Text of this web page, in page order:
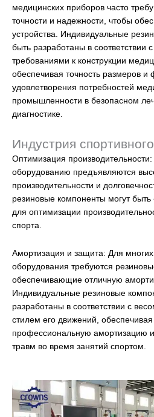
медицинских приборов часто
точности и надежности, чтобы
устройства. Индивидуальные
быть разработаны в соответствии
требованиями к конструкции
обеспечивая точность размеров
удовлетворения потребностей
промышленности в безопасном
диагностике.
Индустрия
Оптимизация
оборудованию предъявляются
производительности и
резиновые компоненты могут
для оптимизации
спорта.
Амортизация и защита: Для многих
оборудования требуются
обеспечивающие отличную
Индивидуальные резиновые
разработаны в соответствии с
стилем его движений,
профессиональную амортизацию
травм во время занятий спортом.